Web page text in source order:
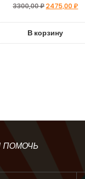
3300,00₽2475,00₽
В корзину
ПОМОЧЬ